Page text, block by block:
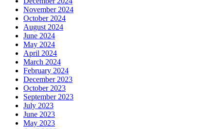
November 2024
October 2024
August 2024
June 2024
May 2024
April 2024
March 2024
February 2024
December 2023
October 2023
September 2023
July 2023
June 2023
May 2023